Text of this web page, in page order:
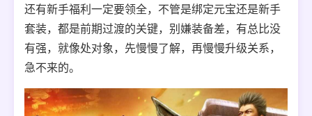
还有新手福利一定要领全，不管是绑定元宝还是新手
套装，都是前期过渡的关键，别嫌装备差，有总比没
有强，就像处对象，先慢慢了解，再慢慢升级关系，
急不来的。